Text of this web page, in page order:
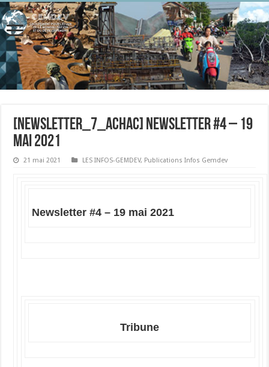
[newsletter_7_achac] Newsletter #4 – 19
mai 2021
21 mai 2021 LES INFOS-GEMDEV, Publications Infos Gemdev
Newsletter #4 – 19 mai 2021
Tribune